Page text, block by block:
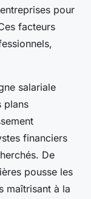
pour
facteurs
salariale
plans
financiers
De
pousse les
maîtrisant à la